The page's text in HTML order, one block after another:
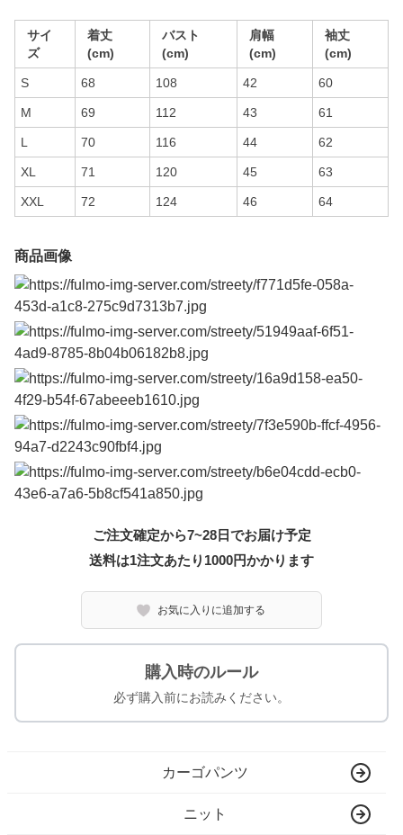
サイ
ズ
着丈
(cm)
バスト
(cm)
肩幅
(cm)
袖丈
(cm)
S 68 108 42 60
M 69 112 43 61
L 70 116 44 62
XL 71 120 45 63
XXL 72 124 46 64
商品画像
ご注文確定から7~28日でお届け予定
送料は1注文あたり 1000円かかります
お気に入りに追加する
購入時のルール
必ず購入前にお読みください。
カーゴパンツ
ニット